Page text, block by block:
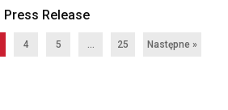
Press Release
4 5 25 Następne »